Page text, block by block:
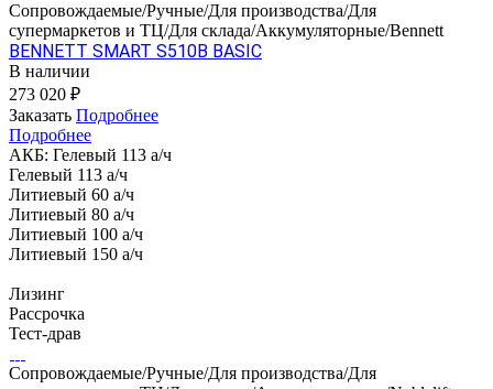
Сопровождаемые/Ручные/Для производства/Для
супермаркетов и ТЦ/Для склада/Аккумуляторные/Bennett
BENNETT SMART S510B BASIC
В наличии
273 020 ₽
Заказать Подробнее
Подробнее
АКБ: Гелевый 113 а/ч
Гелевый 113 а/ч
Литиевый 60 а/ч
Литиевый 80 а/ч
Литиевый 100 а/ч
Литиевый 150 а/ч
Лизинг
Рассрочка
Тест-драв
Сопровождаемые/Ручные/Для производства/Для